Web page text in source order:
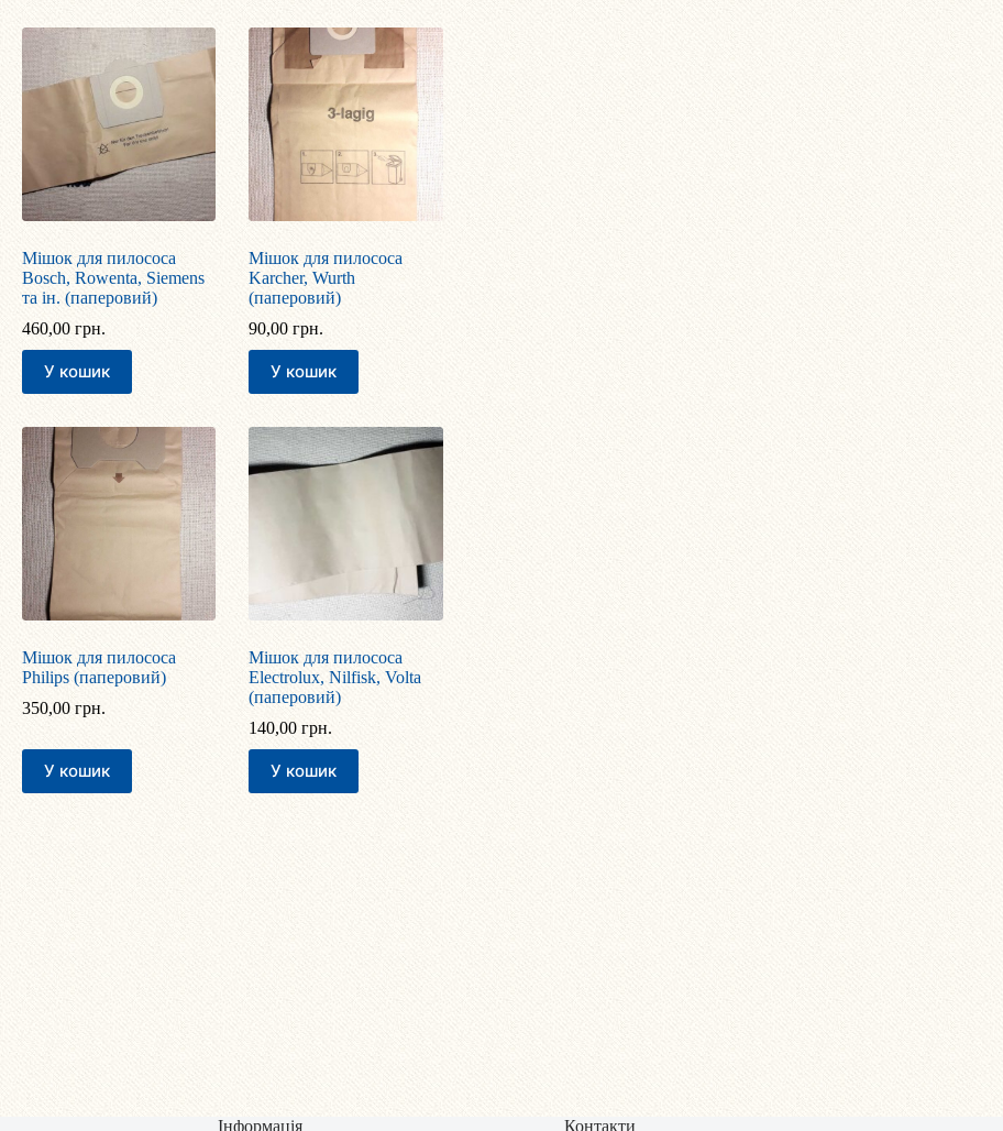
Мішок для пилососа
Bosch, Rowenta, Siemens
та ін. (паперовий)
460,00грн.
У кошик
Мішок для пилососа
Karcher, Wurth
(паперовий)
90,00грн.
У кошик
Мішок для пилососа
Philips (паперовий)
350,00грн.
У кошик
Мішок для пилососа
Electrolux, Nilfisk, Volta
(паперовий)
140,00грн.
У кошик
Інформація Контакти